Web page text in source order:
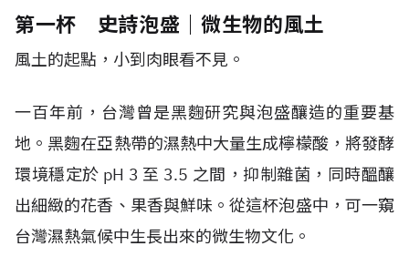
第一杯 史詩泡盛｜微生物的風土
風土的起點，小到肉眼看不見。
一百年前，台灣曾是黑麴研究與泡盛釀造的重要基
地。黑麴在亞熱帶的濕熱中大量生成檸檬酸，將發酵
環境穩定於 pH 3 至 3.5 之間，抑制雜菌，同時醞釀
出細緻的花香、果香與鮮味。從這杯泡盛中，可一窺
台灣濕熱氣候中生長出來的微生物文化。